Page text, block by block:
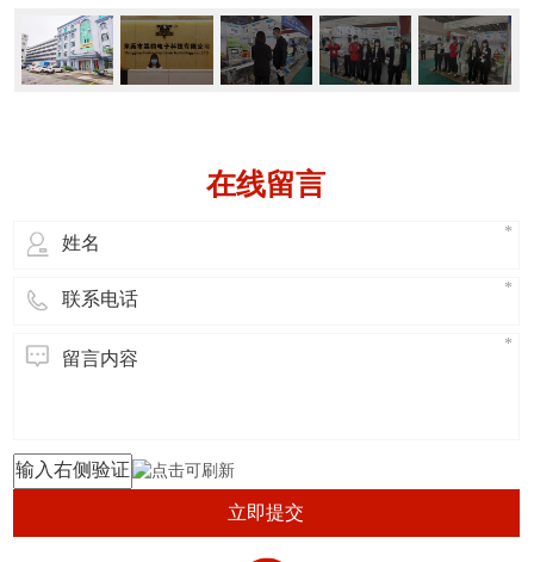
在线留言
立即提交